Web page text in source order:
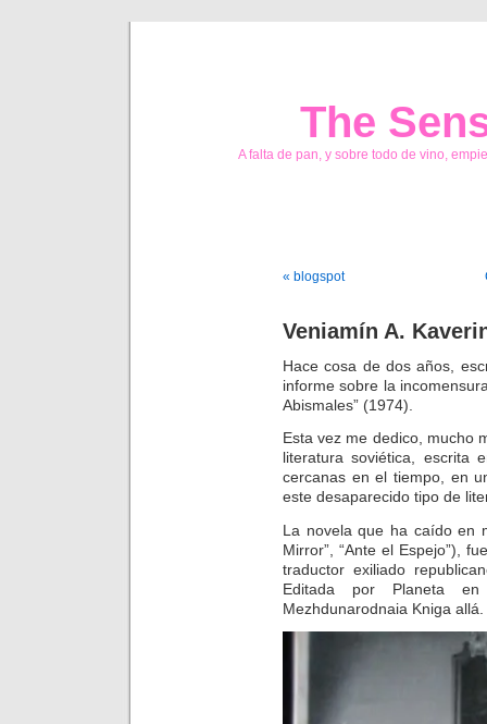
The
A falta de pan, y sobre todo de vino,
« blogspot
Veniamín A.
Hace cosa de dos años,
informe sobre la
Abismales” (1974).
Esta vez me dedico, mucho
literatura soviética, escrita
cercanas en el tiempo, en
este desaparecido tipo de
La novela que ha caído en
Mirror”, “Ante el Espejo”),
traductor exiliado
Editada por Planeta
Mezhdunarodnaia Kniga allá.